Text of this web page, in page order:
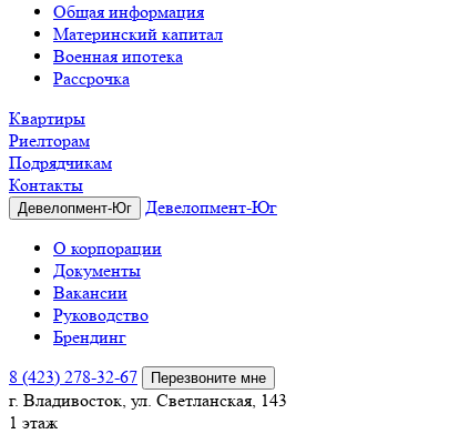
Общая информация
Материнский капитал
Военная ипотека
Рассрочка
Квартиры
Риелторам
Подрядчикам
Контакты
Девелопмент-Юг
Девелопмент-Юг
О корпорации
Документы
Вакансии
Руководство
Брендинг
8 (423) 278-32-67
Перезвоните мне
г. Владивосток, ул. Светланская, 143
1 этаж